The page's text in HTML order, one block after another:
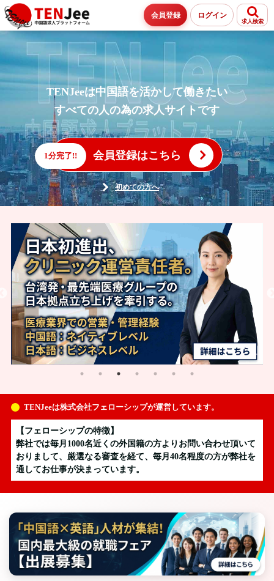
会員登録 ログイン
求人検索
TENJeeは中国語を活かして働きたい
すべての人の為の求人サイトです
会員登録はこちら
1分完了!!
初めての方へ
TENJeeは株式会社フェローシップが運営しています。
【フェローシップの特徴】
弊社では毎月1000名近くの外国籍の方よりお問い合わせ頂いて
おりまして、厳選なる審査を経て、毎月40名程度の方が弊社を
通してお仕事が決まっています。